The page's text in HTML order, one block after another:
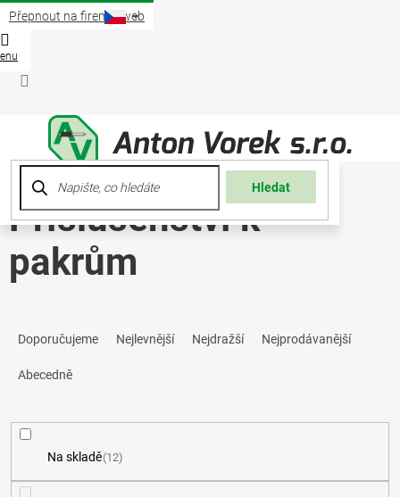
Přejít
na
Přepnout na firemní web
Hledat
Přihlášení
Příslušenství k
pakrům
Ř
a
e
n
Doporučujeme Nejlevnější Nejdražší Nejprodávanější
Abecedně
Na skladě 12